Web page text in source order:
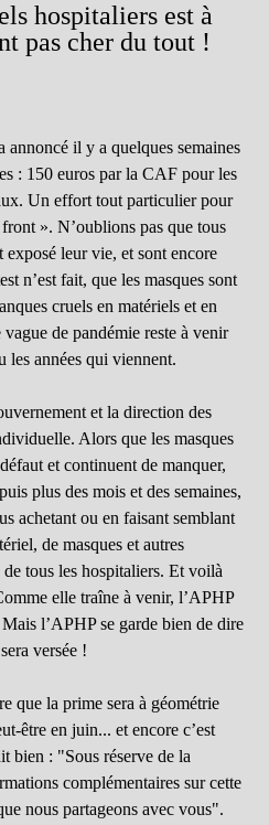
hospitaliers est à
pas cher du tout !
il y a quelques semaines
: 150 euros par la CAF pour les
Un effort tout particulier pour
». N’oublions pas que tous
exposé leur vie, et sont encore
n’est fait, que les masques sont
cruels en matériels et en
vague de pandémie reste à venir
les années qui viennent.
et la direction des
Alors que les masques
et continuent de manquer,
plus des mois et des semaines,
achetant ou en faisant semblant
de masques et autres
tous les hospitaliers. Et voilà
elle traîne à venir, l’APHP
l’APHP se garde bien de dire
versée !
que la prime sera à géométrie
être en juin... et encore c’est
bien : "Sous réserve de la
complémentaires sur cette
nous partageons avec vous".